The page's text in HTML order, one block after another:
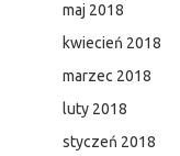
maj 2018
kwiecień 2018
marzec 2018
luty 2018
styczeń 2018